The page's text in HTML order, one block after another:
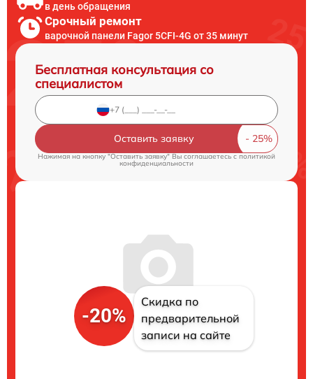
в день обращения
Срочный ремонт
варочной панели Fagor 5CFI-4G от 35 минут
Бесплатная консультация со
специалистом
Оставить заявку
Нажимая на кнопку "Оставить заявку" Вы соглашаетесь cполитикой
конфиденциальности
-20%
Скидка по
предварительной
записи на сайте